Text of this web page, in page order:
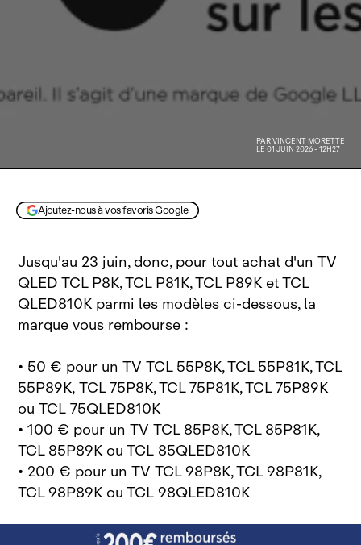
PARVINCENT MORETTE
LE 01 JUIN 2026 - 12H27
Ajoutez-nous à vos favoris Google
Jusqu'au 23 juin, donc, pour tout achat d'un TV
QLED TCL P8K, TCL P81K, TCL P89K et TCL
QLED810K parmi les modèles ci‑dessous, la
marque vous rembourse :
• 50 € pour un TV TCL 55P8K, TCL 55P81K, TCL
55P89K, TCL 75P8K, TCL 75P81K, TCL 75P89K
ou TCL 75QLED810K
• 100 € pour un TV TCL 85P8K, TCL 85P81K,
TCL 85P89K ou TCL 85QLED810K
• 200 € pour un TV TCL 98P8K, TCL 98P81K,
TCL 98P89K ou TCL 98QLED810K